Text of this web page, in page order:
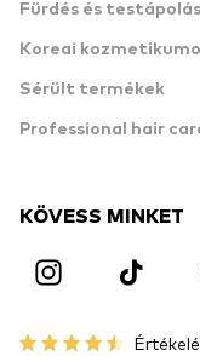
Fürdés és testápolás
Koreai
Sérült termékek
Professional hair
KÖVESS MINKET